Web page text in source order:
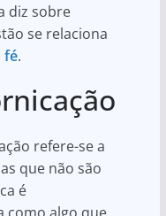
diz sobre
se relaciona
fé.
refere-se a
que não são
é
como algo que